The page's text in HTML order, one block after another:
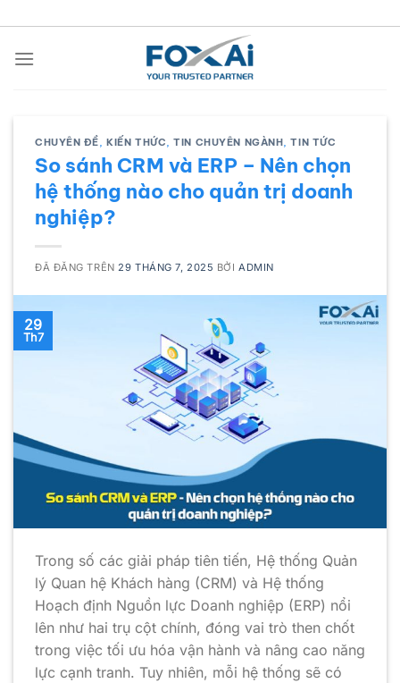
đến
nội
CHUYÊN ĐỀ,KIẾN THỨC,TIN CHUYÊN NGÀNH,TIN TỨC
So sánh CRM và ERP – Nên chọn
hệ thống nào cho quản trị doanh
nghiệp?
ĐÃ ĐĂNG TRÊN 29 THÁNG 7, 2025 BỞIADMIN
29
Th7
Trong số các giải pháp tiên tiến, Hệ thống Quản
lý Quan hệ Khách hàng (CRM) và Hệ thống
Hoạch định Nguồn lực Doanh nghiệp (ERP) nổi
lên như hai trụ cột chính, đóng vai trò then chốt
trong việc tối ưu hóa vận hành và nâng cao năng
lực cạnh tranh. Tuy nhiên, mỗi hệ thống sẽ có